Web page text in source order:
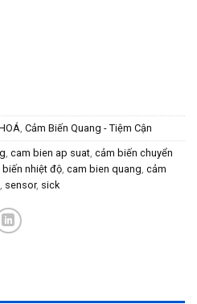
Cảm Biến Quang - Tiệm Cận
cam bien ap suat cảm biến chuyển
biến nhiệt độ cam bien quang cảm
sensor, sick